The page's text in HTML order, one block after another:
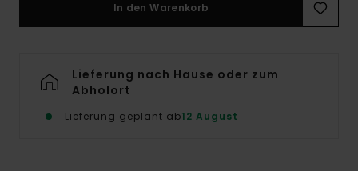
In den Warenkorb
Lieferung nach Hause oder zum
Abholort
Lieferung geplant ab12 August